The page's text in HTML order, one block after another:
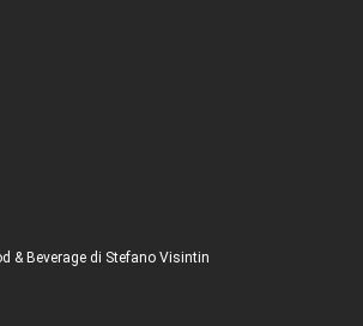
& Beverage di Stefano Visintin